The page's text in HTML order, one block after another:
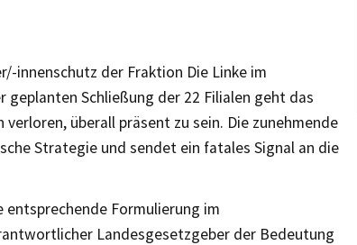
innenschutz der Fraktion Die Linke im
geplanten Schließung der 22 Filialen geht das
überall präsent zu sein. Die zunehmende
Strategie und sendet ein fatales Signal an die
Formulierung im
Landesgesetzgeber der Bedeutung